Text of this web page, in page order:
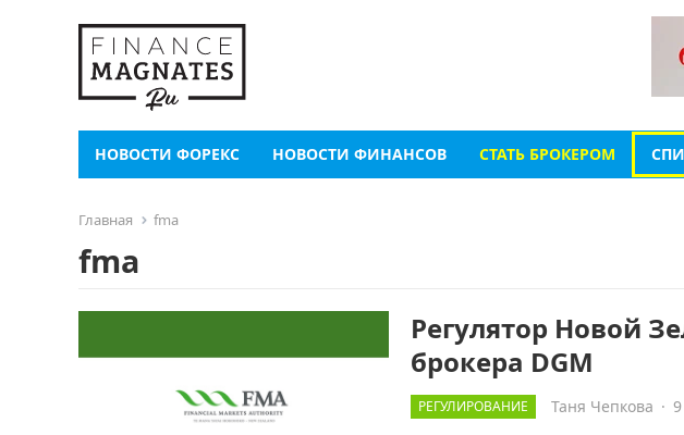
НОВОСТИ ФОРЕКС НОВОСТИ ФИНАНСОВ СТАТЬ БРОКЕРОМ
Главная fma
fma
Регулятор Новой
брокера DGM
РЕГУЛИРОВАНИЕ Таня Чепкова ·